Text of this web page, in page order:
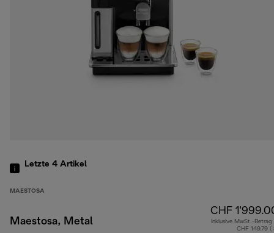
Letzte 4 Artikel
MAESTOSA
Maestosa, Metal
CHF
Inklusive MwSt.-Betrag
CHF 149.79 (